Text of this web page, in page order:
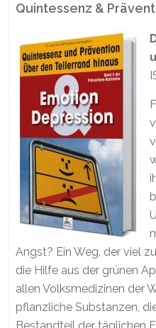
Quintessenz &
Angst? Ein Weg, der viel
die Hilfe aus der grünen
allen Volksmedizinen der
pflanzliche Substanzen,